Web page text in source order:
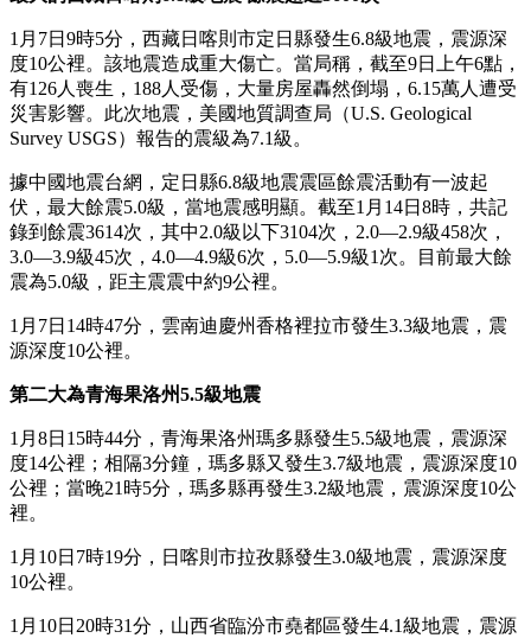
1月7日9時5分，西藏日喀則市定日縣發生6.8級地震，震源深
度10公裡。該地震造成重大傷亡。當局稱，截至9日上午6點，
有126人喪生，188人受傷，大量房屋轟然倒塌，6.15萬人遭受
災害影響。此次地震，美國地質調查局（U.S. Geological
Survey USGS）報告的震級為7.1級。
據中國地震台網，定日縣6.8級地震震區餘震活動有一波起
伏，最大餘震5.0級，當地震感明顯。截至1月14日8時，共記
錄到餘震3614次，其中2.0級以下3104次，2.0—2.9級458次，
3.0—3.9級45次，4.0—4.9級6次，5.0—5.9級1次。目前最大餘
震為5.0級，距主震震中約9公裡。
1月7日14時47分，雲南迪慶州香格裡拉市發生3.3級地震，震
源深度10公裡。
第二大為青海果洛州5.5級地震
1月8日15時44分，青海果洛州瑪多縣發生5.5級地震，震源深
度14公裡；相隔3分鐘，瑪多縣又發生3.7級地震，震源深度10
公裡；當晚21時5分，瑪多縣再發生3.2級地震，震源深度10公
裡。
1月10日7時19分，日喀則市拉孜縣發生3.0級地震，震源深度
10公裡。
1月10日20時31分，山西省臨汾市堯都區發生4.1級地震，震源